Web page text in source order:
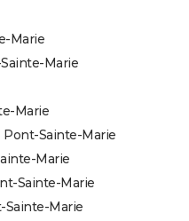
Marie
Marie
Marie
Sainte-Marie
Marie
Sainte-Marie
Sainte-Marie